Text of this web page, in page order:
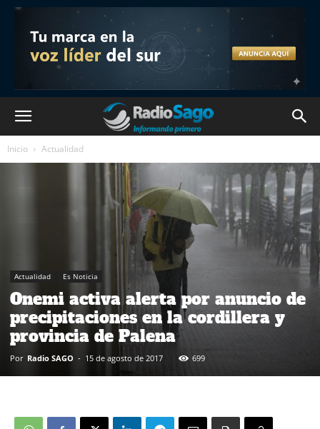
Inicio Actualidad
Actualidad Es Noticia
Onemi activa alerta por anuncio de
precipitaciones en la cordillera y
provincia de Palena
Por Radio SAGO - 15 de agosto de 2017 699